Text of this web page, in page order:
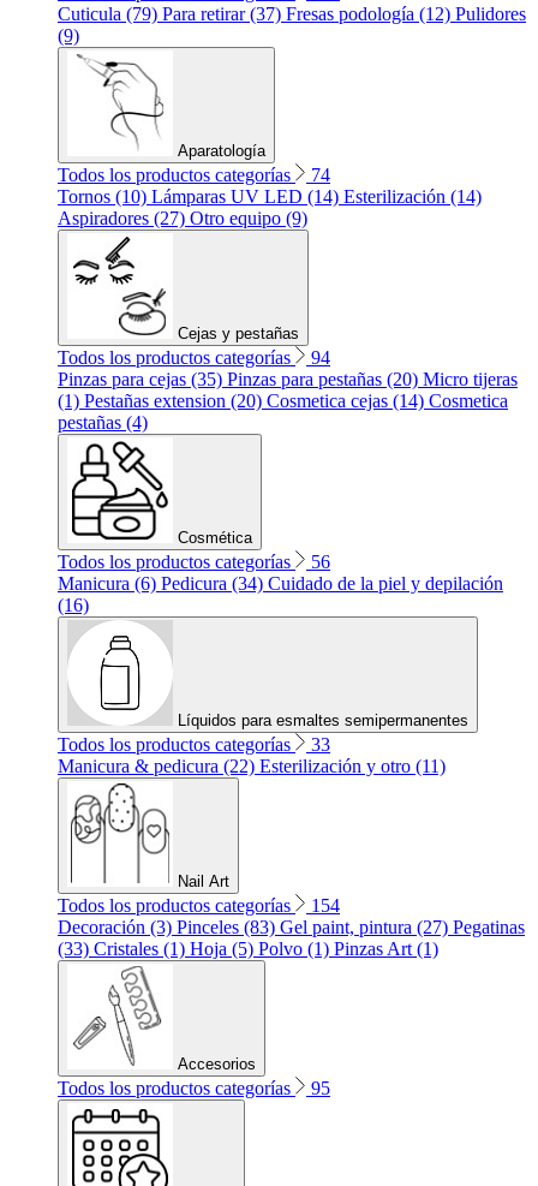
Cuticula (79) Para retirar (37) Fresas podología (12) Pulidores
(9)
Aparatología
Todos los productos categorías
74
Tornos (10) Lámparas UV LED (14) Esterilización (14)
Aspiradores (27) Otro equipo (9)
Cejas y pestañas
Todos los productos categorías
94
Pinzas para cejas (35) Pinzas para pestañas (20) Micro tijeras
(1) Pestañas extension (20) Cosmetica cejas (14) Cosmetica
pestañas (4)
Cosmética
Todos los productos categorías
56
Manicura (6) Pedicura (34) Cuidado de la piel y depilación
(16)
Líquidos para esmaltes semipermanentes
Todos los productos categorías
33
Manicura & pedicura (22) Esterilización y otro (11)
Nail Art
Todos los productos categorías
154
Decoración (3) Pinceles (83) Gel paint, pintura (27) Pegatinas
(33) Cristales (1) Hoja (5) Polvo (1) Pinzas Art (1)
Accesorios
Todos los productos categorías 95